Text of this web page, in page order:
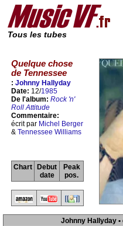
Tous les tubes
Quelque chose
de Tennessee
: Johnny Hallyday
Date: 12/1985
De l'album: Rock 'n'
Roll Attitude
Commentaire:
écrit par Michel Berger
& Tennessee Williams
Chart
Debut
date
Peak
pos.
Johnny Hallyday